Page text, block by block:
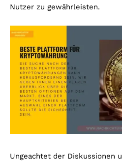
Nutzer zu gewährleisten.
Ungeachtet der Diskussionen